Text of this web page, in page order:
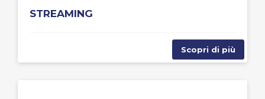
STREAMING
Scopri di più